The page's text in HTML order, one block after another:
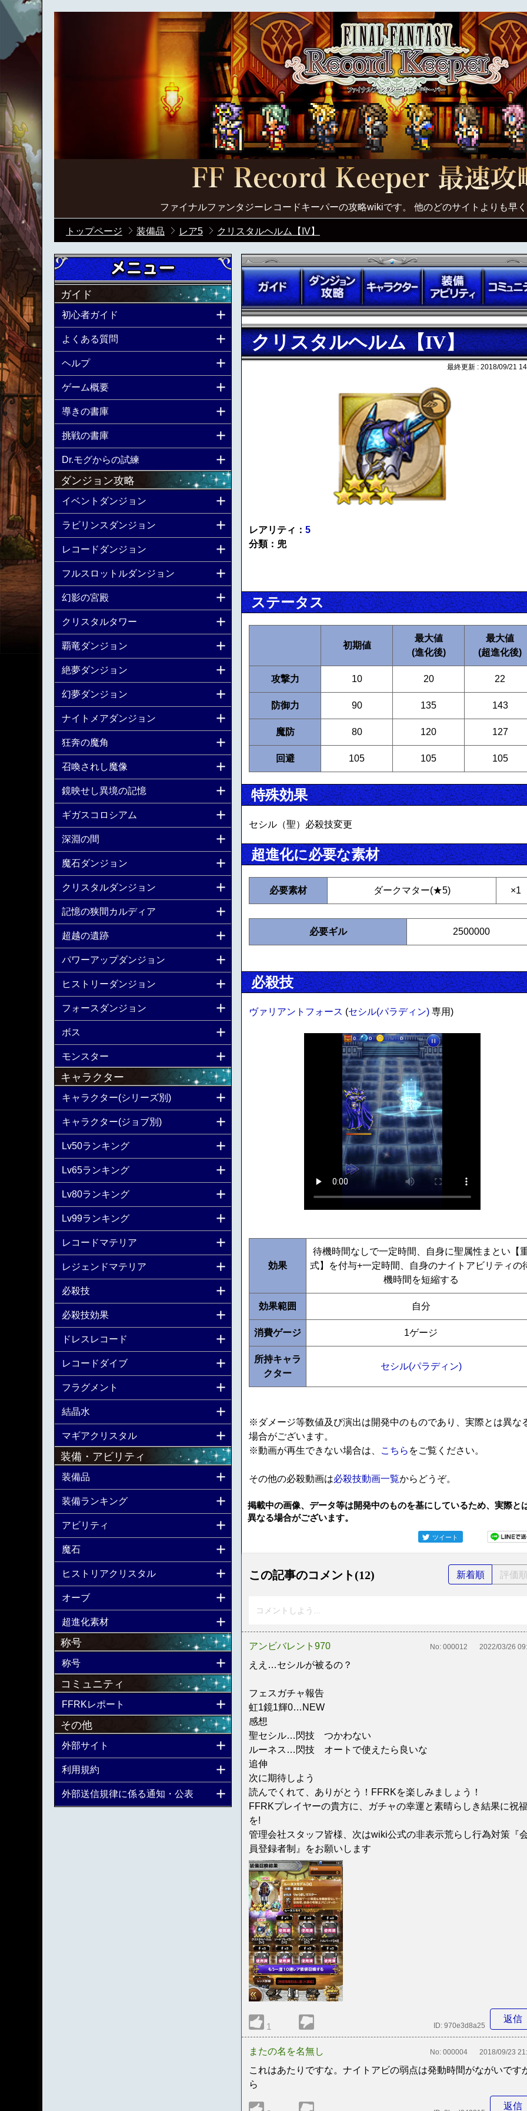
ファイナルファンタジーレコードキーパーの攻略wikiです。 他のどのサイトよりも早
トップページ 装備品 レア5 クリスタルヘルム【IV】
クリスタルヘルム【IV】
最終更新 : 2018/09/21
レアリティ： 5
分類：兜
ステータス
初期値
最大値
(進化後)
最大値
(超進化後)
攻撃力 10 20 22
防御力 90 135 143
魔防 80 120 127
回避 105 105 105
特殊効果
セシル（聖）必殺技変更
超進化に必要な素材
必要素材 ダークマター(★5) ×1
必要ギル 2500000
必殺技
ヴァリアントフォース (セシル(パラディン) 専用)
効果
待機時間なしで一定時間、自身に聖属性まとい【
式】を付与+一定時間、自身のナイトアビリティの
機時間を短縮する
効果範囲 自分
消費ゲージ 1ゲージ
所持キャラ
クター
セシル(パラディン)
※ダメージ等数値及び演出は開発中のものであり、実際とは異な
場合がございます。
※動画が再生できない場合は、
こちら をご覧ください。
その他の必殺動画は必殺技動画一覧からどうぞ。
掲載中の画像、データ等は開発中のものを基にしているため、実際と
異なる場合がございます。
ツイート
この記事のコメント(12) 新着順 評価順
コメントしよう...
アンビバレント970 No: 000012 2022/03/26
ええ…セシルが被るの？
フェスガチャ報告
虹1鏡1輝0…NEW
感想
聖セシル…閃技 つかわない
ルーネス…閃技 オートで使えたら良いな
追伸
次に期待しよう
読んでくれて、ありがとう！FFRKを楽しみましょう！
FFRKプレイヤーの貴方に、ガチャの幸運と素晴らしき結果に祝
を!
管理会社スタッフ皆様、次はwiki公式の非表示荒らし行為対策『
員登録者制』をお願いします
1
返信
ID: 970e3d8a25
またの名を名無し No: 000004 2018/09/23
これはあたりですな。ナイトアビの弱点は発動時間がながいです
ら
返信
ガイド
初心者ガイド
よくある質問
ヘルプ
ゲーム概要
導きの書庫
挑戦の書庫
Dr.モグからの試練
ダンジョン攻略
イベントダンジョン
ラビリンスダンジョン
レコードダンジョン
フルスロットルダンジョン
幻影の宮殿
クリスタルタワー
覇竜ダンジョン
絶夢ダンジョン
幻夢ダンジョン
ナイトメアダンジョン
狂奔の魔角
召喚されし魔像
鏡映せし異境の記憶
ギガスコロシアム
深淵の間
魔石ダンジョン
クリスタルダンジョン
記憶の狭間カルディア
超越の遺跡
パワーアップダンジョン
ヒストリーダンジョン
フォースダンジョン
ボス
モンスター
キャラクター
キャラクター(シリーズ別)
キャラクター(ジョブ別)
Lv50ランキング
Lv65ランキング
Lv80ランキング
Lv99ランキング
レコードマテリア
レジェンドマテリア
必殺技
必殺技効果
ドレスレコード
レコードダイブ
フラグメント
結晶水
マギアクリスタル
装備・アビリティ
装備品
装備ランキング
アビリティ
魔石
ヒストリアクリスタル
オーブ
超進化素材
称号
称号
コミュニティ
FFRKレポート
その他
外部サイト
利用規約
外部送信規律に係る通知・公表